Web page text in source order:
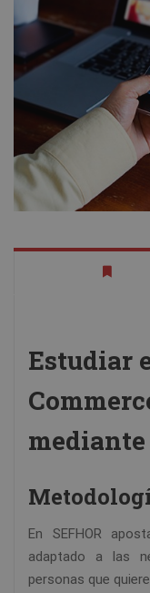
Estudiar
En SEFHOR
adaptado a las
personas que